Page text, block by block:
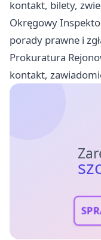
kontakt, bilety,
Okręgowy
porady prawne i
Prokuratura
kontakt,